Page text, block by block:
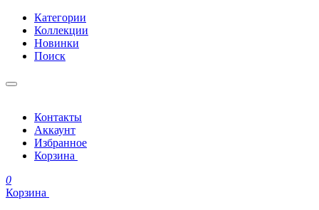
Категории
Коллекции
Новинки
Поиск
Контакты
Аккаунт
Избранное
Корзина
0
Корзина